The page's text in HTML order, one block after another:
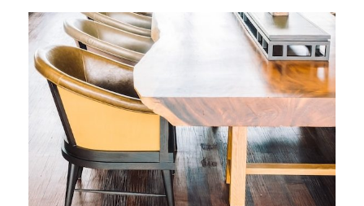
Перейти
содержимому